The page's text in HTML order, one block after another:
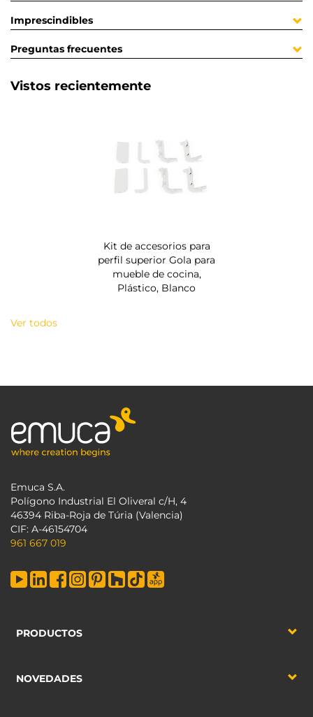
Imprescindibles
Preguntas frecuentes
Vistos recientemente
Kit de accesorios para
perfil superior Gola para
mueble de cocina,
Plástico, Blanco
Ver todos
Emuca S.A.
Polígono Industrial El Oliveral c/H, 4
46394 Riba-Roja de Túria (Valencia)
CIF: A-46154704
961 667 019
PRODUCTOS
NOVEDADES